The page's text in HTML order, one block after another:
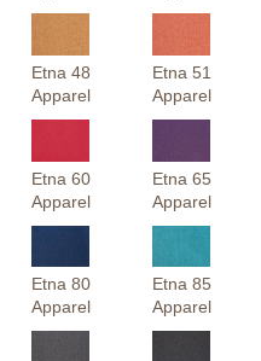
Etna 48
Apparel
Etna 51
Apparel
Etna 60
Apparel
Etna 65
Apparel
Etna 80
Apparel
Etna 85
Apparel